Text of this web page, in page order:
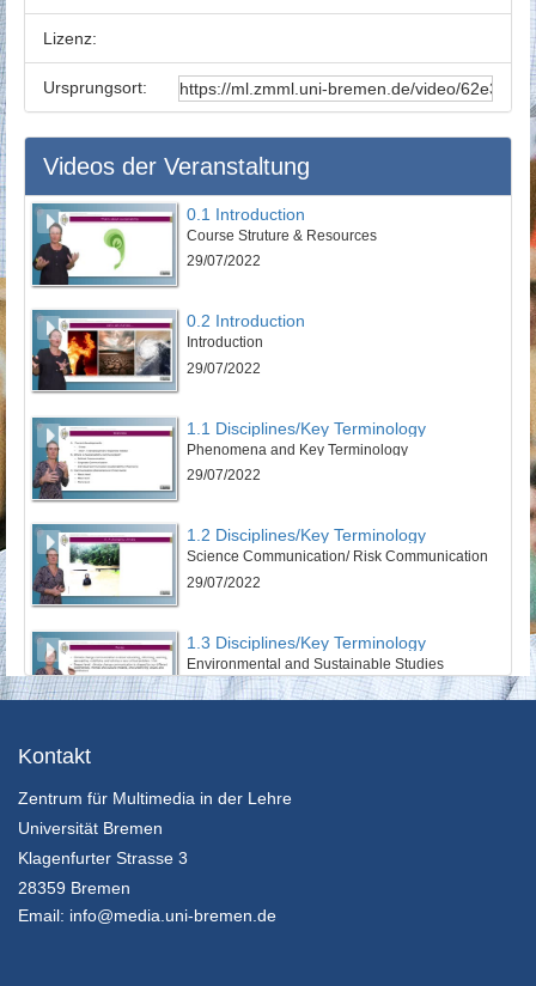
Lizenz:
Ursprungsort:
Videos der Veranstaltung
0.1 Introduction
Course Struture & Resources
29/07/2022
0.2 Introduction
Introduction
29/07/2022
1.1 Disciplines/Key Terminology
Phenomena and Key Terminology
29/07/2022
1.2 Disciplines/Key Terminology
Science Communication/ Risk Communication
29/07/2022
1.3 Disciplines/Key Terminology
Environmental and Sustainable Studies
29/07/2022
29/07/2022
Kontakt
Zentrum für Multimedia in der Lehre
Universität Bremen
Klagenfurter Strasse 3
28359 Bremen
Email: info@media.uni-bremen.de